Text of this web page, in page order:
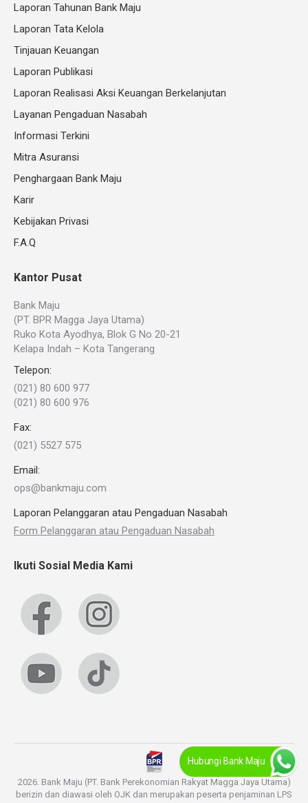
Laporan Tahunan Bank Maju
Laporan Tata Kelola
Tinjauan Keuangan
Laporan Publikasi
Laporan Realisasi Aksi Keuangan Berkelanjutan
Layanan Pengaduan Nasabah
Informasi Terkini
Mitra Asuransi
Penghargaan Bank Maju
Karir
Kebijakan Privasi
F.A.Q
Kantor Pusat
Bank Maju
(PT. BPR Magga Jaya Utama)
Ruko Kota Ayodhya, Blok G No 20-21
Kelapa Indah – Kota Tangerang
Telepon:
(021) 80 600 977
(021) 80 600 976
Fax:
(021) 5527 575
Email:
ops@bankmaju.com
Laporan Pelanggaran atau Pengaduan Nasabah
Form Pelanggaran atau Pengaduan Nasabah
Ikuti Sosial Media Kami
2026. Bank Maju (PT. Bank Perekonomian Rakyat Magga Jaya Utama)
berizin dan diawasi oleh OJK dan merupakan peserta penjaminan LPS